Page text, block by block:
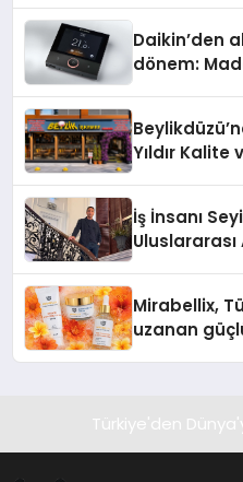
Daikin’den
dönem:
Yıldır Kalite
İş İnsanı
Mirabellix,
uzanan
Türkiye'den